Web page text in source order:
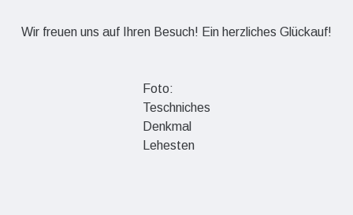
Wir freuen uns auf Ihren Besuch! Ein herzliches Glückauf!
Foto:
Teschniches
Denkmal
Lehesten